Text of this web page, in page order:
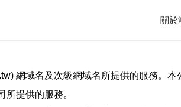
關於
網域名及次級網域名所提供的服務。
提供的服務。